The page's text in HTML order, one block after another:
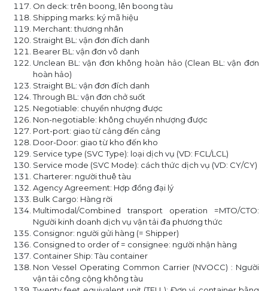
On deck: trên boong, lên boong tàu
Shipping marks: ký mã hiệu
Merchant: thương nhân
Straight BL: vận đơn đích danh
Bearer BL: vận đơn vô danh
Unclean BL: vận đơn không hoàn hảo (Clean BL: vận đơn
hoàn hảo)
Straight BL: vận đơn đích danh
Through BL: vận đơn chở suốt
Negotiable: chuyển nhượng được
Non-negotiable: không chuyển nhượng được
Port-port: giao từ cảng đến cảng
Door-Door: giao từ kho đến kho
Service type (SVC Type): loại dịch vụ (VD: FCL/LCL)
Service mode (SVC Mode): cách thức dịch vụ (VD: CY/CY)
Charterer: người thuê tàu
Agency Agreement: Hợp đồng đại lý
Bulk Cargo: Hàng rời
Multimodal/Combined transport operation =MTO/CTO:
Người kinh doanh dịch vụ vận tải đa phương thức
Consignor: người gửi hàng (= Shipper)
Consigned to order of = consignee: người nhận hàng
Container Ship: Tàu container
Non Vessel Operating Common Carrier (NVOCC) : Người
vận tải công cộng không tàu